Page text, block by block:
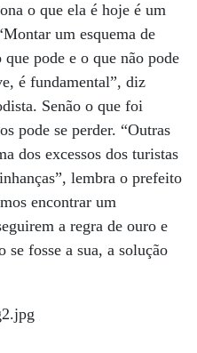
o que ela é hoje é um
um esquema de
pode e o que não pode
é fundamental”, diz
Senão o que foi
pode se perder. “Outras
dos excessos dos turistas
lembra o prefeito
encontrar um
a regra de ouro e
se fosse a sua, a solução